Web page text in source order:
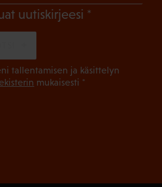
uutiskirjeesi (Pakollinen)
tallentamisen ja käsittelyn
mukaisesti *